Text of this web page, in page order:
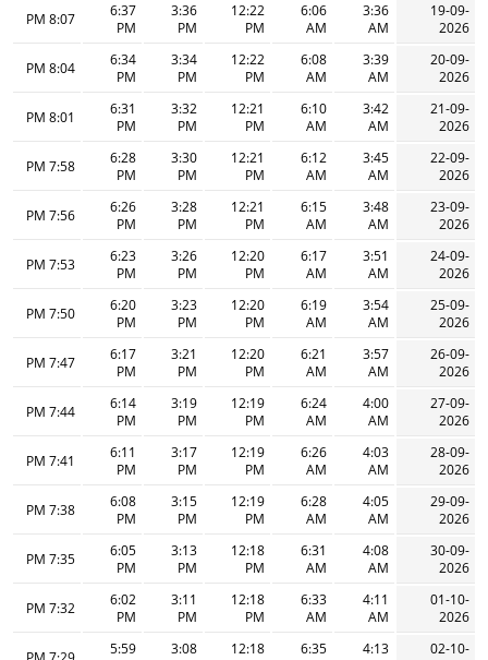
19-09-
2026
3:36
AM
6:06
AM
12:22
PM
3:36
PM
6:37
PM
8:07 PM
20-09-
2026
3:39
AM
6:08
AM
12:22
PM
3:34
PM
6:34
PM
8:04 PM
21-09-
2026
3:42
AM
6:10
AM
12:21
PM
3:32
PM
6:31
PM
8:01 PM
22-09-
2026
3:45
AM
6:12
AM
12:21
PM
3:30
PM
6:28
PM
7:58 PM
23-09-
2026
3:48
AM
6:15
AM
12:21
PM
3:28
PM
6:26
PM
7:56 PM
24-09-
2026
3:51
AM
6:17
AM
12:20
PM
3:26
PM
6:23
PM
7:53 PM
25-09-
2026
3:54
AM
6:19
AM
12:20
PM
3:23
PM
6:20
PM
7:50 PM
26-09-
2026
3:57
AM
6:21
AM
12:20
PM
3:21
PM
6:17
PM
7:47 PM
27-09-
2026
4:00
AM
6:24
AM
12:19
PM
3:19
PM
6:14
PM
7:44 PM
28-09-
2026
4:03
AM
6:26
AM
12:19
PM
3:17
PM
6:11
PM
7:41 PM
29-09-
2026
4:05
AM
6:28
AM
12:19
PM
3:15
PM
6:08
PM
7:38 PM
30-09-
2026
4:08
AM
6:31
AM
12:18
PM
3:13
PM
6:05
PM
7:35 PM
01-10-
2026
4:11
AM
6:33
AM
12:18
PM
3:11
PM
6:02
PM
7:32 PM
02-10-
4:13
6:35
12:18
3:08
5:59